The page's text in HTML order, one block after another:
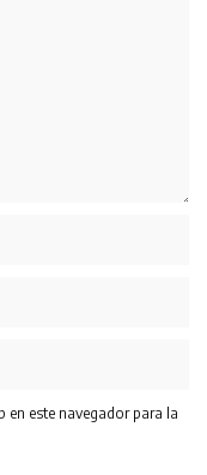
en este navegador para la